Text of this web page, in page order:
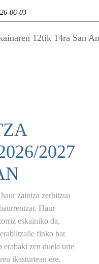
06-03
12tik 14ra San
2027
zaintza zerbitzua
Haur
eskainiko da,
finko bat
erabaki zen duela urte
ikasturtean ere.